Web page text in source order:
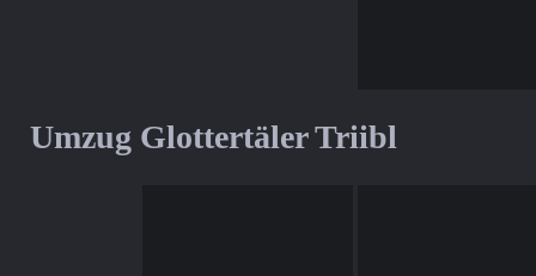
Umzug Glottertäler Triibl